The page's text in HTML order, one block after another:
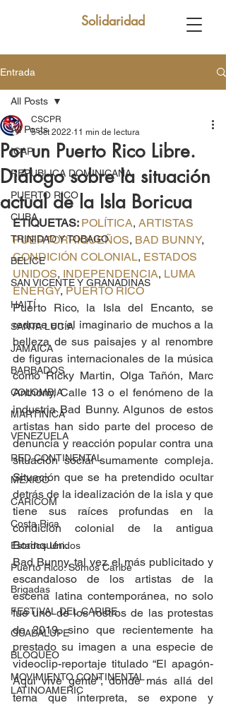
Solidaridad
Entrada
All Posts
ICAP
REPUBLICA DOMINICANA
PUERTO RICO
CUBA
TRINIDAD Y TOBAGO
BELICE
SAN VICENTE Y GRANADINAS
HAITÍ
SANTA LUCÍA
JAMAICA
BARBADOS
COLOMBIA
MARTINICA
VENEZUELA
RED CONTINENTAL
MEXICO
CARICOM
Costa Rica
Estados Unidos
Puerto Rico: Somos Caribe
Brigadas
FESTIVAL DEL CARIBE
GUADALUPE
BLOQUEO
MOVIMIENTO CONTINENTAL
LATINOAMERIC
All Posts
Por un Puerto Rico Libre.
Diálogo sobre la situación
actual de la Isla Boricua
CSCPR
5 oct 2022 11 min de lectura
ETIQUETAS: POLÍTICA, ARTISTAS
PUERTORRIQUEÑOS, BAD BUNNY,
CONDICIÓN COLONIAL, ESTADOS
UNIDOS, INDEPENDENCIA, LUMA
ENERGY, PUERTO RICO
Puerto Rico, la Isla del Encanto, se
reduce en el imaginario de muchos a la
belleza de sus paisajes y al renombre
de figuras internacionales de la música
como Ricky Martin, Olga Tañón, Marc
Anthony, Calle 13 o el fenómeno de la
industria Bad Bunny. Algunos de estos
artistas han sido parte del proceso de
denuncia y reacción popular contra una
situación social sumamente compleja.
Situación que se ha pretendido ocultar
detrás de la idealización de la isla y que
tiene sus raíces profundas en la
condición colonial de la antigua
Borinquén.
Bad Bunny, tal vez el más publicitado y
escandaloso de los artistas de la
escena latina contemporánea, no solo
fue uno de los rostros de las protestas
de 2019, sino que recientemente ha
prestado su imagen a una especie de
videoclip-reportaje titulado “El apagón-
Aquí vive gente”, donde más allá del
tema que interpreta, se expone y